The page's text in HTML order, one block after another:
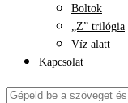
Boltok
„Z” trilógia
Víz alatt
Kapcsolat